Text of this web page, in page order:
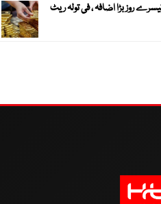
روز بڑا اضافہ ، فی تولہ ریٹ